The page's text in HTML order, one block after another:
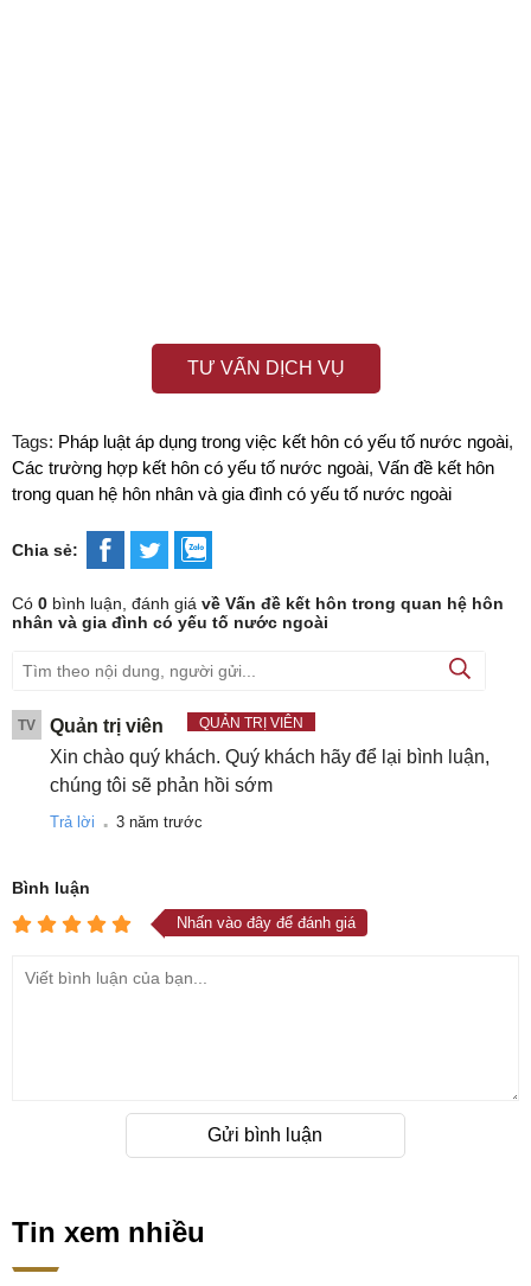
TƯ VẤN DỊCH VỤ
Tags: Pháp luật áp dụng trong việc kết hôn có yếu tố nước ngoài,
Các trường hợp kết hôn có yếu tố nước ngoài, Vấn đề kết hôn
trong quan hệ hôn nhân và gia đình có yếu tố nước ngoài
Chia sẻ:
Có 0 bình luận, đánh giá về Vấn đề kết hôn trong quan hệ hôn
nhân và gia đình có yếu tố nước ngoài
TV Quản trị viên QUẢN TRỊ VIÊN
Xin chào quý khách. Quý khách hãy để lại bình luận,
chúng tôi sẽ phản hồi sớm
Trả lời . 3 năm trước
Bình luận
Nhấn vào đây để đánh giá
Gửi bình luận
Tin xem nhiều